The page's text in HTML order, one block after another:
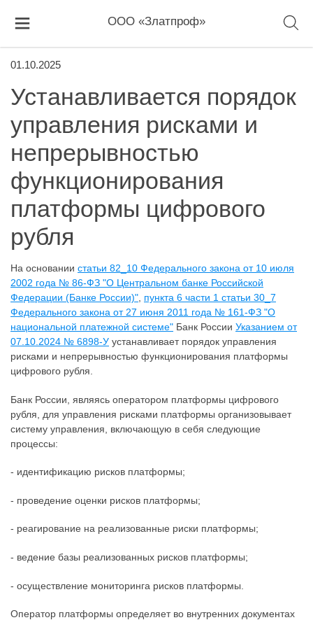
ООО «Златпроф»
01.10.2025
Устанавливается порядок
управления рисками и
непрерывностью
функционирования
платформы цифрового
рубля
На основании статьи 82_10 Федерального закона от 10 июля
2002 года № 86-ФЗ "О Центральном банке Российской
Федерации (Банке России)" пункта 6 части 1 статьи 30_7
Федерального закона от 27 июня 2011 года № 161-ФЗ "О
национальной платежной системе" Банк России Указанием от
07.10.2024 № 6898-У устанавливает порядок управления
рисками и непрерывностью функционирования платформы
цифрового рубля.
Банк России, являясь оператором платформы цифрового
рубля, для управления рисками платформы организовывает
систему управления, включающую в себя следующие
процессы:
- идентификацию рисков платформы;
- проведение оценки рисков платформы;
- реагирование на реализованные риски платформы;
- ведение базы реализованных рисков платформы;
- осуществление мониторинга рисков платформы.
Оператор платформы определяет во внутренних документах